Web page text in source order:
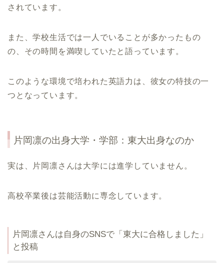
されています。
また、学校生活では一人でいることが多かったもの
の、その時間を満喫していたと語っています。
このような環境で培われた英語力は、彼女の特技の一
つとなっています。
片岡凛の出身大学・学部：東大出身なのか
実は、片岡凛さんは大学には進学していません。
高校卒業後は芸能活動に専念しています。
片岡凛さんは自身のSNSで「東大に合格しました」
と投稿